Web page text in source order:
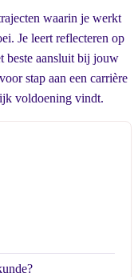
waarin je werkt
Je leert reflecteren op
beste aansluit bij jouw
stap aan een carrière
voldoening vindt.